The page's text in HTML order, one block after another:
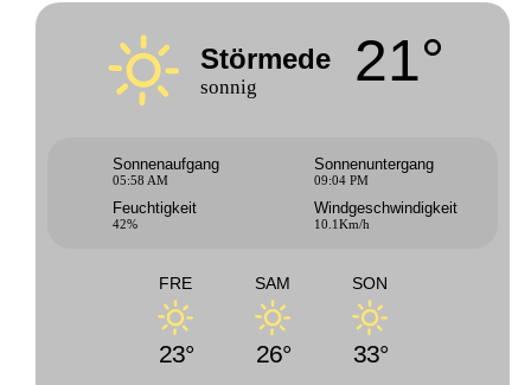
Störmede
sonnig 21°
Sonnenaufgang
05:58 AM
Sonnenuntergang
09:04 PM
Feuchtigkeit
42%
Windgeschwindigkeit
10.1Km/h
FRE
23°
SAM
26°
SON
33°